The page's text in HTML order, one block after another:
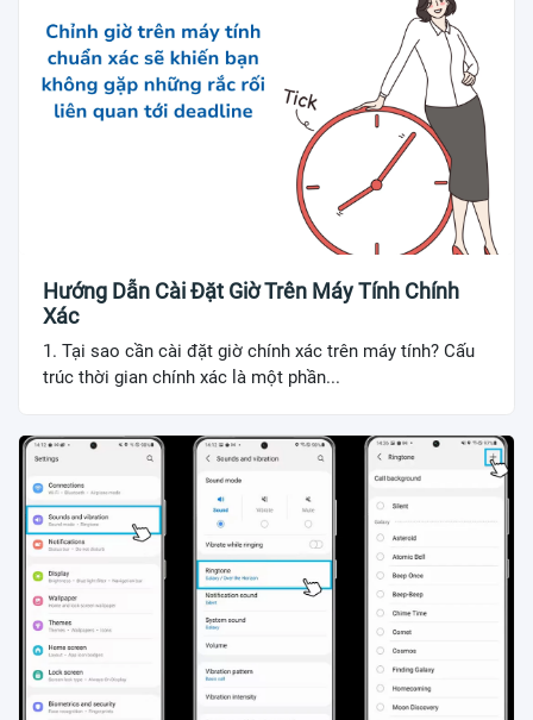
Hướng Dẫn Cài Đặt Giờ Trên Máy Tính Chính
Xác
1. Tại sao cần cài đặt giờ chính xác trên máy tính? Cấu
trúc thời gian chính xác là một phần...